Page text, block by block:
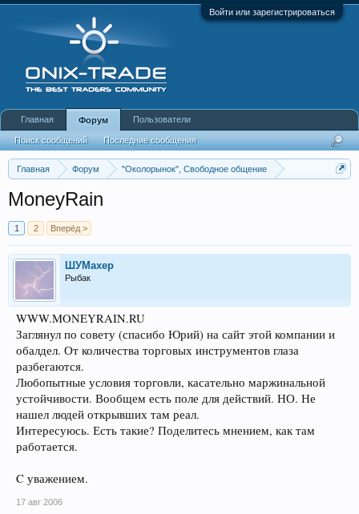
Войти или зарегистрироваться
Главная Форум
"Околорынок", Свободное общение
MoneyRain
1 2 Вперёд >
ШУМахер
Рыбак
WWW.MONEYRAIN.RU
Заглянул по совету (спасибо Юрий) на сайт этой компании и
обалдел. От количества торговых инструментов глаза
разбегаются.
Любопытные условия торговли, касательно маржинальной
устойчивости. Вообщем есть поле для действий. НО. Не
нашел людей открывших там реал.
Интересуюсь. Есть такие? Поделитесь мнением, как там
работается.
C уважением.
17 авг 2006
Главная Форум
Поиск сообщений Последние сообщения
Пользователи